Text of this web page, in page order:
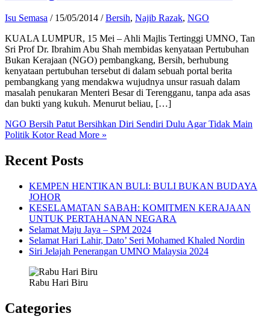
Isu Semasa / 15/05/2014 /Bersih, Najib Razak, NGO
KUALA LUMPUR, 15 Mei – Ahli Majlis Tertinggi UMNO, Tan
Sri Prof Dr. Ibrahim Abu Shah membidas kenyataan Pertubuhan
Bukan Kerajaan (NGO) pembangkang, Bersih, berhubung
kenyataan pertubuhan tersebut di dalam sebuah portal berita
pembangkang yang mendakwa wujudnya unsur rasuah dalam
masalah penukaran Menteri Besar di Terengganu, tanpa ada asas
dan bukti yang kukuh. Menurut beliau, […]
NGO Bersih Patut Bersihkan Diri Sendiri Dulu Agar Tidak Main
Politik KotorRead More »
Recent Posts
KEMPEN HENTIKAN BULI: BULI BUKAN BUDAYA
JOHOR
KESELAMATAN SABAH: KOMITMEN KERAJAAN
UNTUK PERTAHANAN NEGARA
Selamat Maju Jaya – SPM 2024
Selamat Hari Lahir, Dato’ Seri Mohamed Khaled Nordin
Siri Jelajah Penerangan UMNO Malaysia 2024
Rabu Hari Biru
Categories